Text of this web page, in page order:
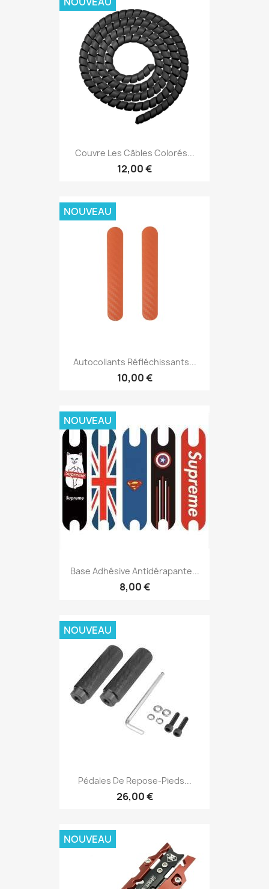
Couvre Les Câbles Colorés...
12,00 €
Autocollants Réfléchissants...
10,00 €
NOUVEAU
Base Adhésive Antidérapante...
8,00 €
NOUVEAU
Pédales De Repose-Pieds...
26,00 €
NOUVEAU
NOUVEAU